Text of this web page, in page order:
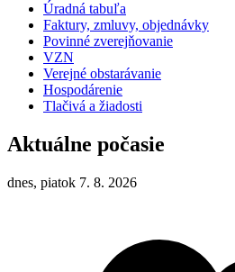
Úradná tabuľa
Faktury, zmluvy, objednávky
Povinné zverejňovanie
VZN
Verejné obstarávanie
Hospodárenie
Tlačivá a žiadosti
Aktuálne počasie
dnes, piatok 7. 8. 2026